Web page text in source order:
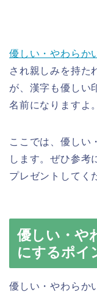
優しい・やわらか
され親しみを持た
が、漢字も優しい
名前になりますよ。
ここでは、優しい
します。ぜひ参考
プレゼントしてく
優しい・や
にするポイ
優しい・やわらか